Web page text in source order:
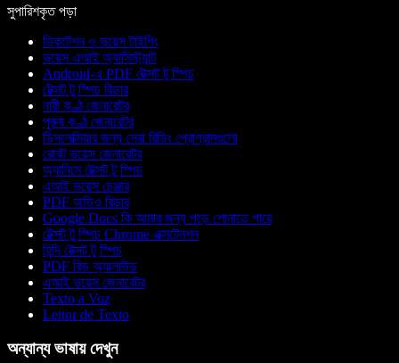
সুপারিশকৃত পড়া
ডিকটেশন ও ভয়েস টাইপিং
ভয়েস এআই অ্যাসিস্ট্যান্ট
Android-এ PDF টেক্সট টু স্পিচ
টেক্সট টু স্পিচ রিডার
নারী কণ্ঠ জেনারেটর
পুরুষ কণ্ঠ জেনারেটর
ডিসলেক্সিয়ার জন্য সেরা রিডিং প্রোগ্রামগুলো
রোবট ভয়েস জেনারেটর
অ্যানিমে টেক্সট টু স্পিচ
এআই ভয়েস চেঞ্জার
PDF অডিও রিডার
Google Docs কি আমার জন্য পড়ে শোনাতে পারে
টেক্সট টু স্পিচ Chrome এক্সটেনশন
হিন্দি টেক্সট টু স্পিচ
PDF রিড অ্যালাউড
এআই ভয়েস জেনারেটর
Texto a Voz
Leitor de Texto
অন্যান্য ভাষায় দেখুন